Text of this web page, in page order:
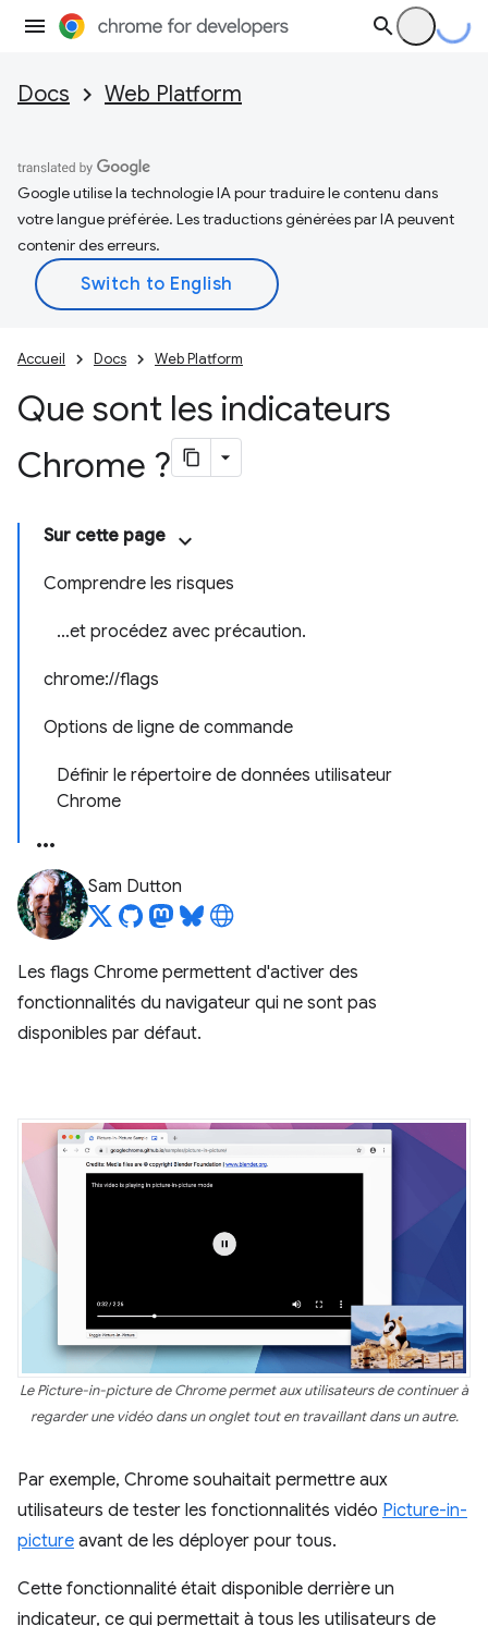
Docs Web Platform
Google utilise la technologie IA pour traduire le contenu dans
votre langue préférée. Les traductions générées par IA peuvent
contenir des erreurs.
Accueil Docs Web Platform
Que sont les indicateurs
Chrome ?
Sur cette page
Comprendre les risques
…et procédez avec précaution.
chrome://flags
Options de ligne de commande
Définir le répertoire de données utilisateur
Chrome
Sam Dutton
Les flags Chrome permettent d'activer des
fonctionnalités du navigateur qui ne sont pas
disponibles par défaut.
Le Picture-in-picture de Chrome permet aux utilisateurs de continuer à
regarder une vidéo dans un onglet tout en travaillant dans un autre.
Par exemple, Chrome souhaitait permettre aux
utilisateurs de tester les fonctionnalités vidéo Picture-in-
picture avant de les déployer pour tous.
Cette fonctionnalité était disponible derrière un
indicateur, ce qui permettait à tous les utilisateurs de